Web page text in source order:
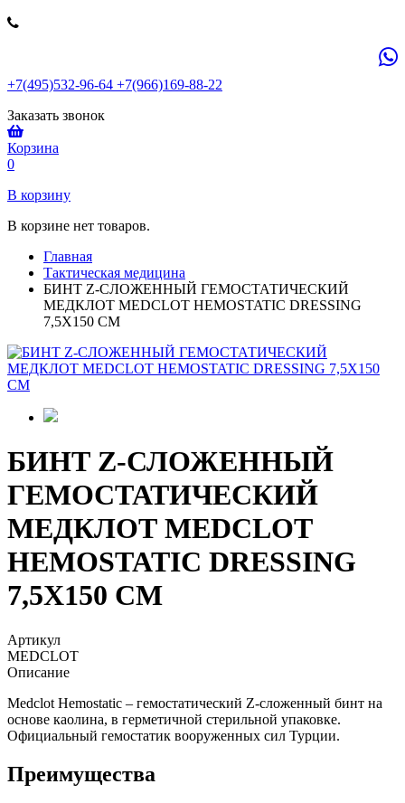
+7(495)532-96-64 +7(966)169-88-22
Заказать звонок
Корзина
0
В корзину
В корзине нет товаров.
Главная
Тактическая медицина
БИНТ Z-СЛОЖЕННЫЙ ГЕМОСТАТИЧЕСКИЙ
МЕДКЛОТ MEDCLOT HEMOSTATIC DRESSING
7,5X150 СМ
БИНТ Z-СЛОЖЕННЫЙ
ГЕМОСТАТИЧЕСКИЙ
МЕДКЛОТ MEDCLOT
HEMOSTATIC DRESSING
7,5X150 СМ
Артикул
MEDCLOT
Описание
Medclot Hemostatic – гемостатический Z-сложенный бинт на
основе каолина, в герметичной стерильной упаковке.
Официальный гемостатик вооруженных сил Турции.
Преимущества